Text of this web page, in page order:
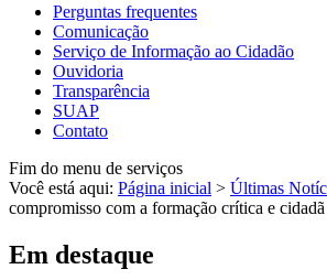
Perguntas frequentes
Comunicação
Serviço de Informação ao Cidadão
Ouvidoria
Transparência
SUAP
Contato
Fim do menu de serviços
Você está aqui: Página inicial > Últimas
compromisso com a formação crítica e cidadã
Em destaque